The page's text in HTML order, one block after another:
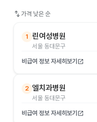
swap_vert 가격 낮은 순
1 린여성병원
서울 동대문구
비급여 정보 자세히보기 open_in_new
2 엘치과병원
서울 동대문구
비급여 정보 자세히보기 open_in_new